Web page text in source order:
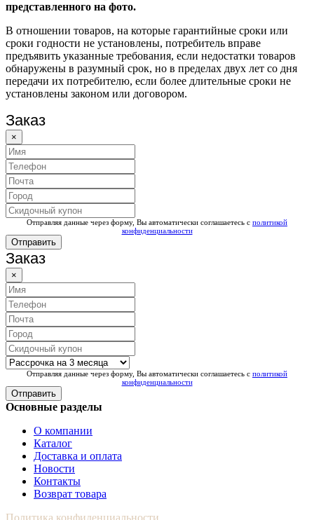
представленного на фото.
В отношении товаров, на которые гарантийные сроки или
сроки годности не установлены, потребитель вправе
предъявить указанные требования, если недостатки товаров
обнаружены в разумный срок, но в пределах двух лет со дня
передачи их потребителю, если более длительные сроки не
установлены законом или договором.
Заказ
×
Отправляя данные через форму, Вы автоматически соглашаетесь с политикой
конфиденциальности
Отправить
Заказ
×
Отправляя данные через форму, Вы автоматически соглашаетесь с политикой
конфиденциальности
Отправить
Основные разделы
О компании
Каталог
Доставка и оплата
Новости
Контакты
Возврат товара
Политика конфиденциальности